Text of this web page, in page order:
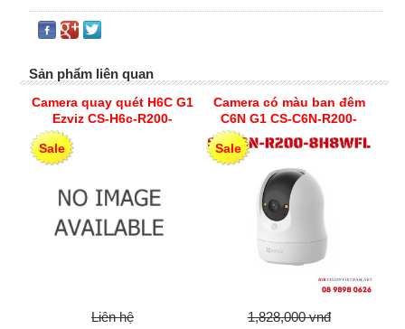
Sản phẩm liên quan
Camera quay quét H6C G1
Ezviz CS-H6c-R200-
Sale
Liên hệ
Camera có màu ban đêm
C6N G1 CS-C6N-R200-
8H8WFL
Sale
1,828,000 vnđ